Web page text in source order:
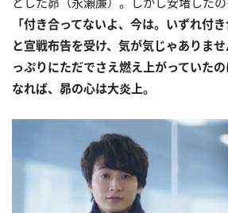
「付き合ってないよ、今は。いずれ付
と宣戦布告を受け、気が気じゃありま
っぷりにただでさえ燃え上がっていた
なれば、昴の心は大炎上。